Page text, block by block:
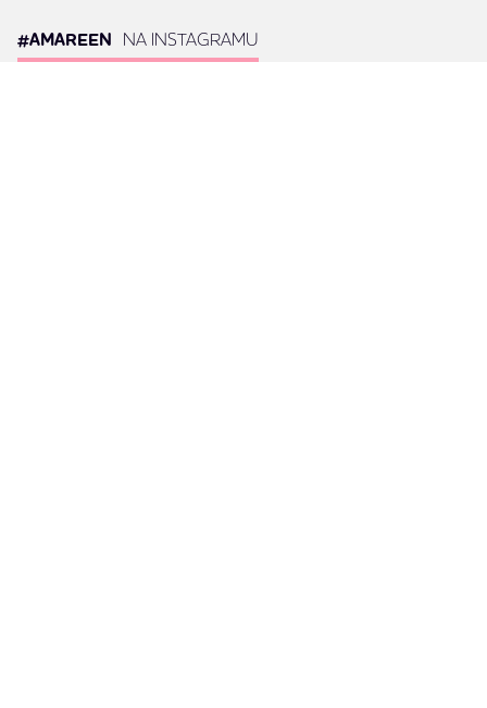
#AMAREEN NA INSTAGRAMU